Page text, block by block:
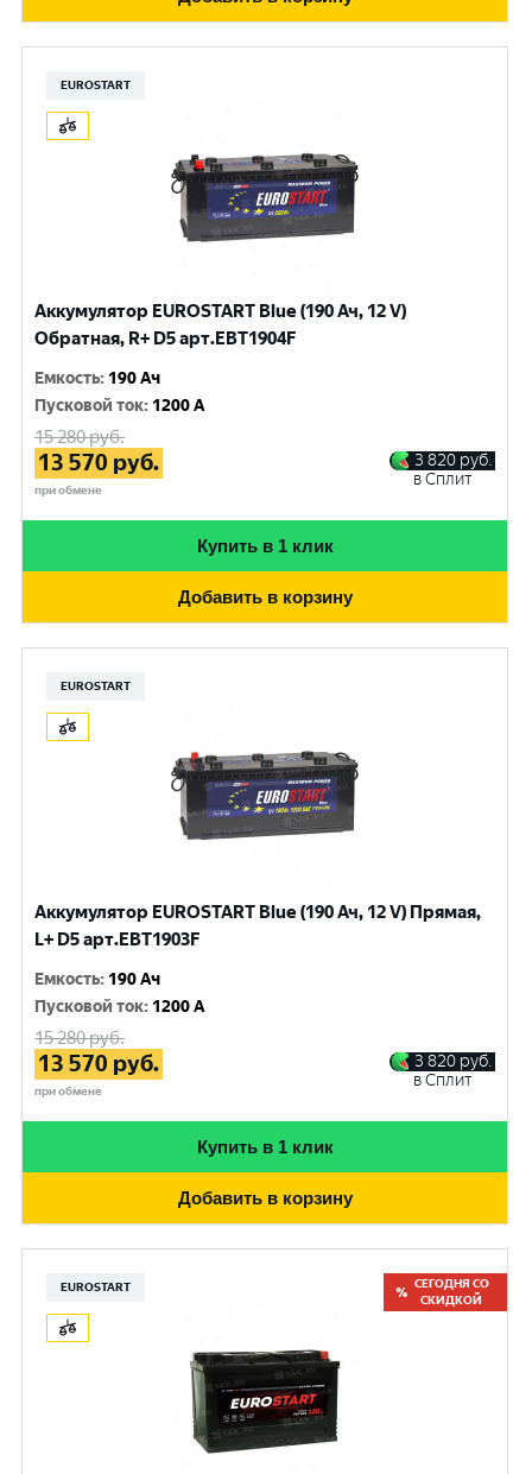
EUROSTART
Аккумулятор EUROSTART Blue (190 Ач, 12 V)
Обратная, R+ D5 арт.EBT1904F
Емкость: 190 Ач
Пусковой ток: 1200 A
15 280руб.
13 570 руб.
при обмене
3 820 руб.
в Сплит
Купить в 1 клик
Добавить в корзину
EUROSTART
Аккумулятор EUROSTART Blue (190 Ач, 12 V) Прямая,
L+ D5 арт.EBT1903F
Емкость: 190 Ач
Пусковой ток: 1200 A
15 280руб.
13 570 руб.
при обмене
3 820 руб.
в Сплит
Купить в 1 клик
Добавить в корзину
EUROSTART
СЕГОДНЯ СО
СКИДКОЙ